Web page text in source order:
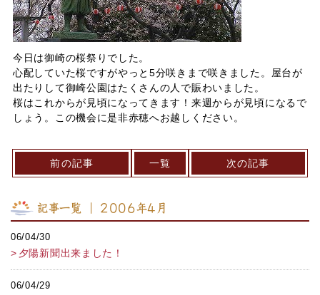
今日は御崎の桜祭りでした。
心配していた桜ですがやっと5分咲きまで咲きました。屋台が
出たりして御崎公園はたくさんの人で賑わいました。
桜はこれからが見頃になってきます！来週からが見頃になるで
しょう。この機会に是非赤穂へお越しください。
前の記事 一覧 次の記事
記事一覧 ｜ 2006年4月
06/04/30
夕陽新聞出来ました！
06/04/29